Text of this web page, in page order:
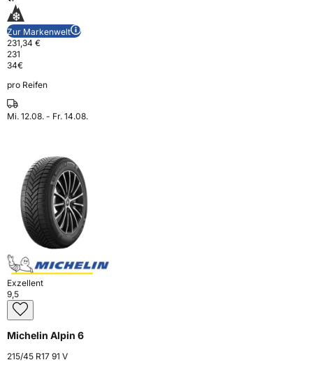
Zur Markenwelt
231,34 €
231
34€
pro Reifen
Mi. 12.08. - Fr. 14.08.
Exzellent
9,5
Michelin Alpin 6
215/45 R17 91 V